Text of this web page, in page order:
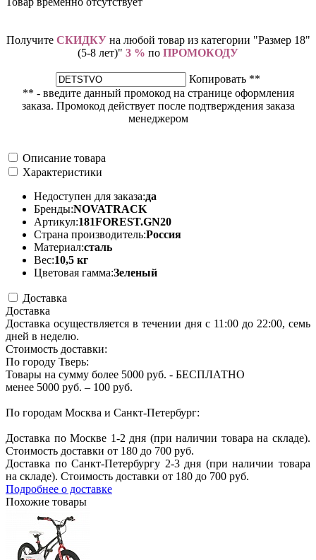
Получите СКИДКУна любой товар из категории "Размер 18"
(5-8 лет)" 3 % по ПРОМОКОДУ
Копировать **
** - введите данный промокод на странице оформления
заказа. Промокод действует после подтверждения заказа
менеджером
Описание товара
Характеристики
Недоступен для заказа:да
Бренды:NOVATRACK
Артикул:181FOREST.GN20
Страна производитель:Россия
Материал:сталь
Вес:10,5 кг
Цветовая гамма:Зеленый
Доставка
Доставка
Доставка осуществляется в течении дня с 11:00 до 22:00, семь
дней в неделю.
Стоимость доставки:
По городу Тверь:
Товары на сумму более 5000 руб. - БЕСПЛАТНО
менее 5000 руб. – 100 руб.
По городам Москва и Санкт-Петербург:
Доставка по Москве 1-2 дня (при наличии товара на складе).
Стоимость доставки от 180 до 700 руб.
Доставка по Санкт-Петербургу 2-3 дня (при наличии товара
на складе). Стоимость доставки от 180 до 700 руб.
Подробнее о доставке
Похожие товары